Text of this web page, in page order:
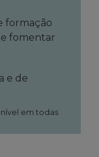
formação
fomentar
e de
em todas